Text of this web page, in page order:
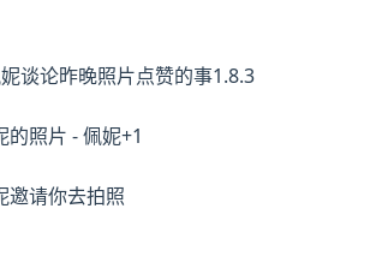
谈论昨晚照片点赞的事1.8.3
照片 - 佩妮+1
邀请你去拍照